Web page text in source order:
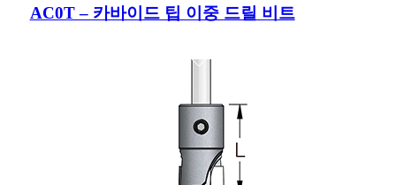
AC0T – 카바이드 팁 이중 드릴 비트